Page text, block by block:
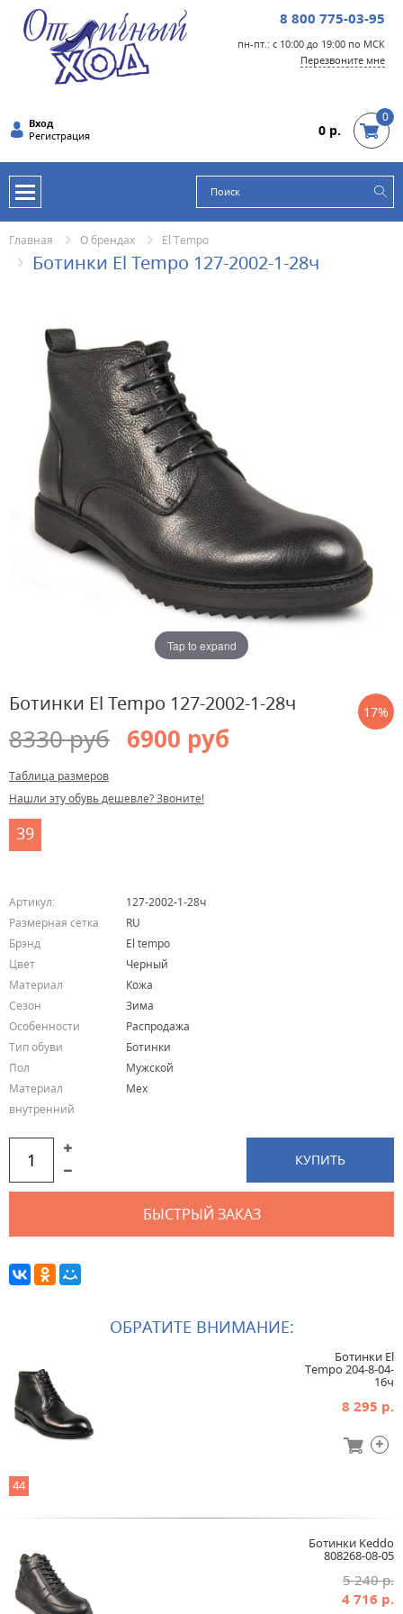
8 800 775-03-95
пн-пт.: с 10:00 до 19:00 по МСК
Перезвоните мне
Вход
Регистрация
0 р.
0
Главная О брендах El Tempo
Ботинки El Tempo 127-2002-1-28ч
Tap to expand
Ботинки El Tempo 127-2002-1-28ч
8330 руб 6900 руб
Таблица размеров
Нашли эту обувь дешевле? Звоните!
39
Артикул:
127-2002-1-28ч
Размерная сетка
RU
Брэнд
El tempo
Цвет
Черный
Материал
Кожа
Сезон
Зима
Особенности
Распродажа
Тип обуви
Ботинки
Пол
Мужской
Материал
внутренний
Мех
17%
КУПИТЬ
БЫСТРЫЙ ЗАКАЗ
ОБРАТИТЕ ВНИМАНИЕ:
Ботинки El
Tempo 204-8-04-
16ч
8 295 р.
44
Ботинки Keddo
808268-08-05
5 240 р.
4 716 р.